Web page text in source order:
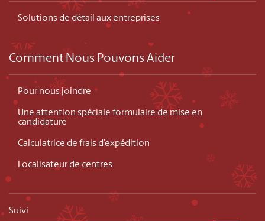
Solutions de détail aux entreprises
Comment Nous Pouvons Aider
Pour nous joindre
Une attention spéciale formulaire de mise en
candidature
Calculatrice de frais d’expédition
Localisateur de centres
Suivi